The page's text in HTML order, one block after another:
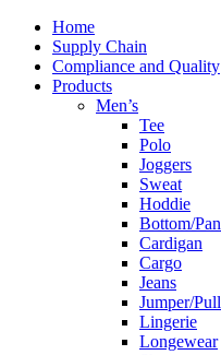
Home
Supply Chain
Compliance and Quality
Products
Men’s
Tee
Polo
Joggers
Sweat
Hoddie
Bottom/
Cardigan
Cargo
Jeans
Jumper/
Lingerie
Longewear